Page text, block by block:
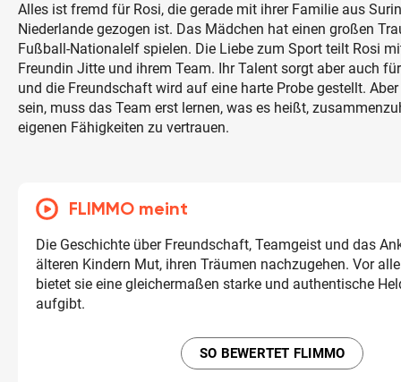
Alles ist fremd für Rosi, die gerade mit ihrer Familie aus
Niederlande gezogen ist. Das Mädchen hat einen großen
Fußball-Nationalelf spielen. Die Liebe zum Sport teilt Rosi
Freundin Jitte und ihrem Team. Ihr Talent sorgt aber auch
und die Freundschaft wird auf eine harte Probe gestellt.
sein, muss das Team erst lernen, was es heißt,
eigenen Fähigkeiten zu vertrauen.
FLIMMO meint
Die Geschichte über Freundschaft, Teamgeist und das
älteren Kindern Mut, ihren Träumen nachzugehen. Vor
bietet sie eine gleichermaßen starke und authentische
aufgibt.
SO BEWERTET FLIMMO